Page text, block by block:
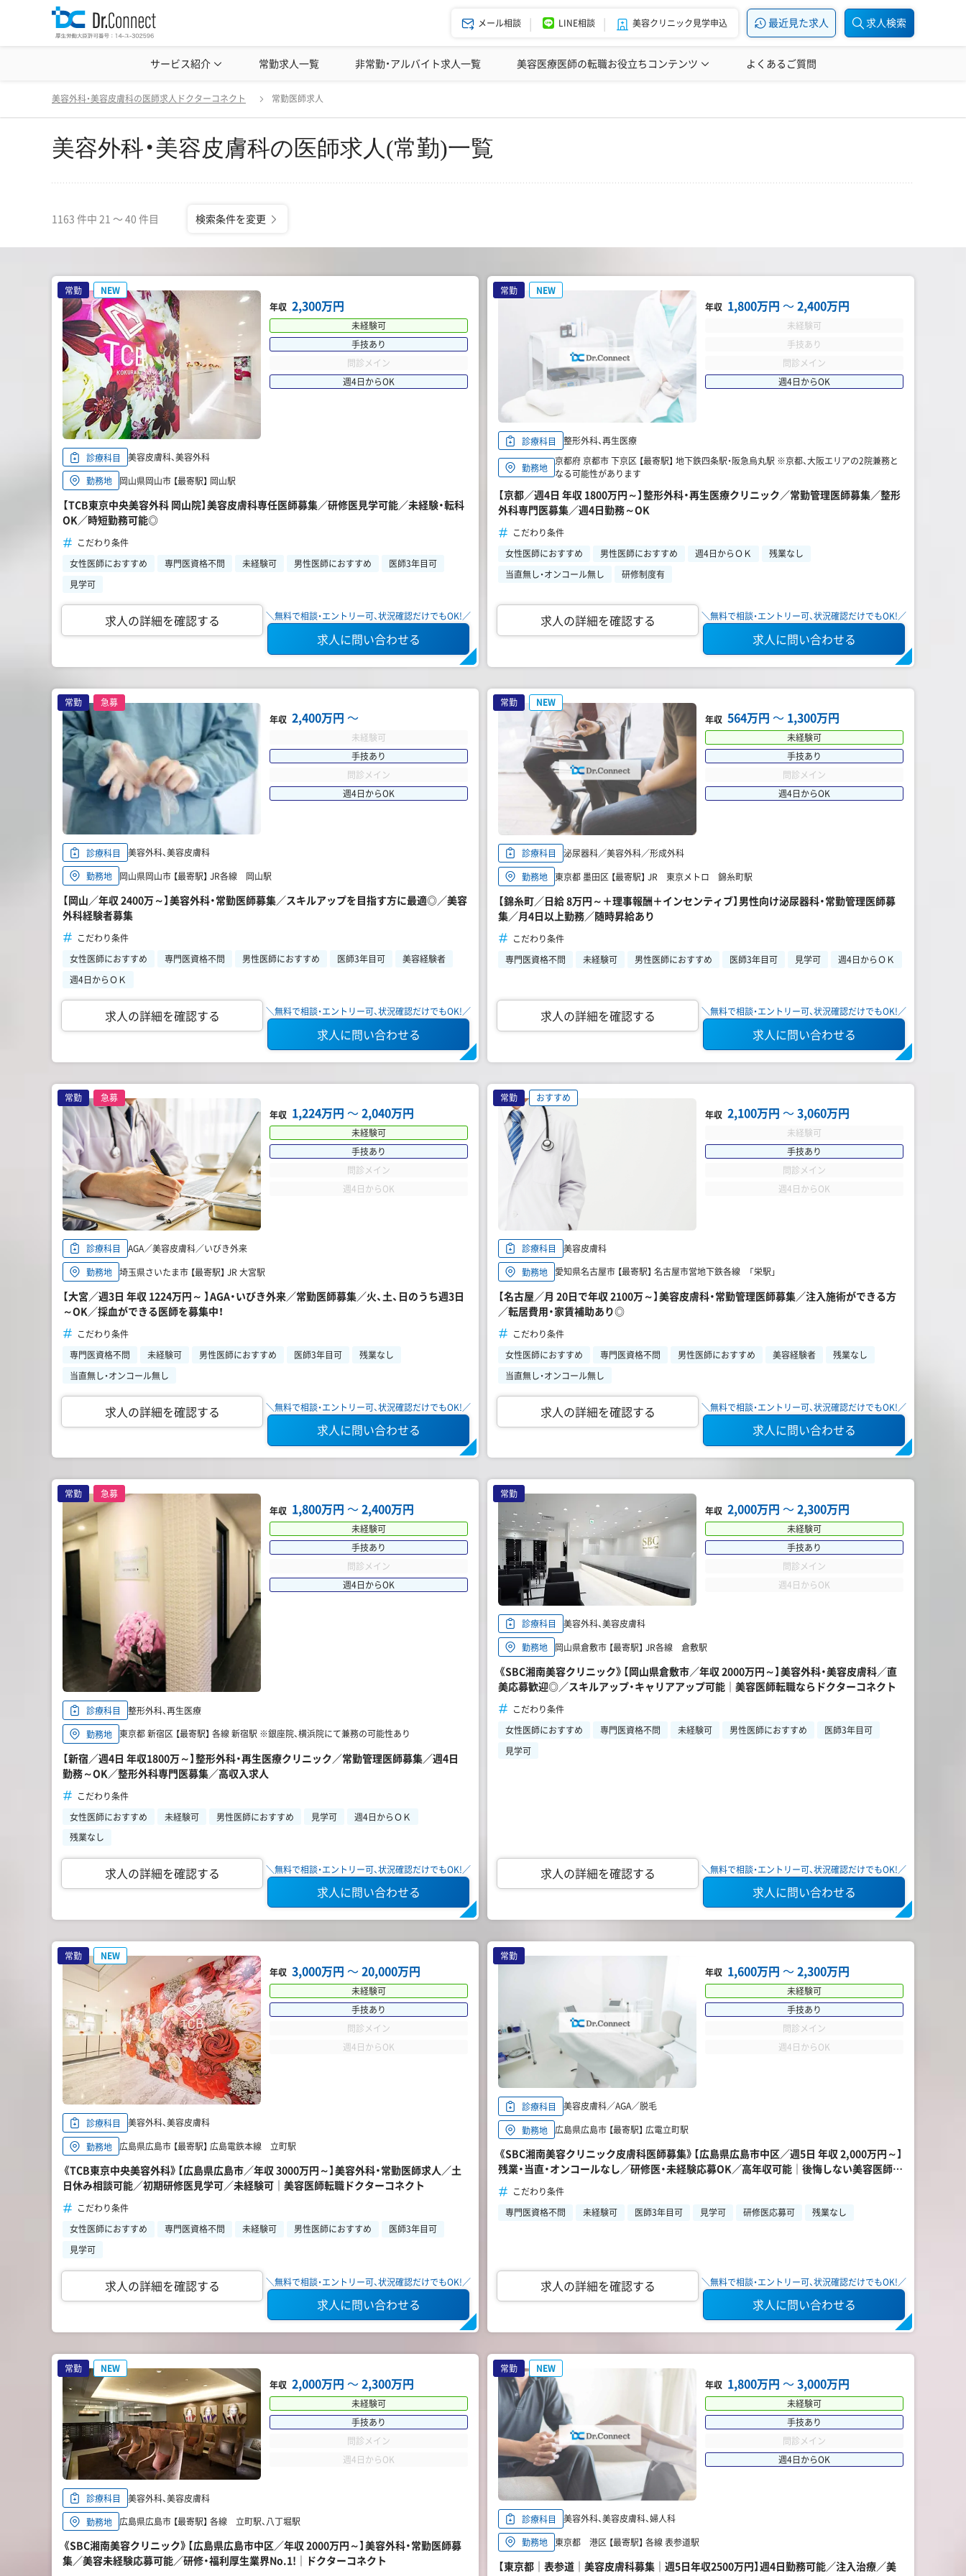
メール相談 LINE相談 美容クリニック見学申込 最近見た求人 求人検索
サービス紹介 ドクターコネクトの強み エージェント紹介
常勤求人一覧 非常勤・アルバイト求人一覧 美容医療医師の転職お役立ちコンテンツ
美容クリニック見学・研修情報 美容外科・美容皮膚科の医師転職体験談 美容クリニックインタビュー 美容医療の転職お役立ち記事 美容医療辞典
よくあるご質問
美容外科・美容皮膚科の医師求人ドクターコネクト 常勤医師求人
美容外科・美容皮膚科の医師求人(常勤)一覧
1163 件中 21 〜 40 件目 検索条件を変更
美容外科・美容皮膚科の医師求人(常勤)一覧 変更
常勤
NEW
年収 2,300万円
未経験可
手技あり
問診メイン
週4日からOK
診療科目
美容皮膚科、美容外科
勤務地
岡山県岡山市 【最寄駅】 岡山駅
【TCB東京中央美容外科 岡山院】美容皮膚科専任医師募集／研修医見学可能／未経験・転科
OK／時短勤務可能◎
こだわり条件
女性医師におすすめ
専門医資格不問 未経験可 男性医師におすすめ
医師3年目可
見学可
求人の詳細を確認する ＼無料で相談・エントリー可、状況確認だけでもOK!／
求人に問い合わせる
常勤
NEW
年収 1,800万円 〜2,400万円
未経験可
手技あり
問診メイン
週4日からOK
診療科目 整形外科、再生医療
勤務地
京都府 京都市 下京区 【最寄駅】 地下鉄四条駅・阪急烏丸駅 ※京都、大阪エリアの2院兼務と
なる可能性があります
【京都／週4日 年収 1800万円～】整形外科・再生医療クリニック／常勤管理医師募集／整形
外科専門医募集／週4日勤務～OK
こだわり条件
女性医師におすすめ
男性医師におすすめ 週4日からＯＫ
残業なし
当直無し・オンコール無し
研修制度有
求人の詳細を確認する ＼無料で相談・エントリー可、状況確認だけでもOK!／
求人に問い合わせる
常勤
急募
年収 2,400万円 〜
未経験可
手技あり
問診メイン
週4日からOK
診療科目
美容外科、美容皮膚科
勤務地
岡山県岡山市 【最寄駅】 JR各線 岡山駅
【岡山／年収 2400万～】美容外科・常勤医師募集／スキルアップを目指す方に最適◎／美容
外科経験者募集
こだわり条件
女性医師におすすめ
専門医資格不問 男性医師におすすめ 医師3年目可
美容経験者
週4日からＯＫ
求人の詳細を確認する ＼無料で相談・エントリー可、状況確認だけでもOK!／
求人に問い合わせる
常勤
NEW
年収 564万円 〜 1,300万円
未経験可
手技あり
問診メイン
週4日からOK
診療科目
泌尿器科／美容外科／形成外科
勤務地 東京都 墨田区 【最寄駅】 JR 東京メトロ 錦糸町駅
【錦糸町／日給 8万円～＋理事報酬＋インセンティブ】男性向け泌尿器科・常勤管理医師募
集／月4日以上勤務／随時昇給あり
こだわり条件
専門医資格不問
未経験可 男性医師におすすめ 医師3年目可 見学可 週4日からＯＫ
求人の詳細を確認する ＼無料で相談・エントリー可、状況確認だけでもOK!／
求人に問い合わせる
常勤
急募
年収 1,224万円 〜2,040万円
未経験可
手技あり
問診メイン
週4日からOK
診療科目
AGA／美容皮膚科／いびき外来
勤務地 埼玉県さいたま市 【最寄駅】 JR 大宮駅
【大宮／週3日 年収 1224万円～ 】AGA・いびき外来／常勤医師募集／火、土、日のうち週3日
～OK／採血ができる医師を募集中！
こだわり条件
専門医資格不問
未経験可 男性医師におすすめ 医師3年目可
残業なし
当直無し・オンコール無し
求人の詳細を確認する ＼無料で相談・エントリー可、状況確認だけでもOK!／
求人に問い合わせる
常勤
おすすめ
年収 2,100万円 〜3,060万円
未経験可
手技あり
問診メイン
週4日からOK
診療科目
美容皮膚科
勤務地
愛知県名古屋市 【最寄駅】 名古屋市営地下鉄各線 「栄駅」
【名古屋／月 20日で年収 2100万～】美容皮膚科・常勤管理医師募集／注入施術ができる方
／転居費用・家賃補助あり◎
こだわり条件
女性医師におすすめ
専門医資格不問 男性医師におすすめ 美容経験者
残業なし
当直無し・オンコール無し
求人の詳細を確認する ＼無料で相談・エントリー可、状況確認だけでもOK!／
求人に問い合わせる
常勤
急募
年収 1,800万円 〜2,400万円
未経験可
手技あり
問診メイン
週4日からOK
診療科目
整形外科、再生医療
勤務地 東京都 新宿区 【最寄駅】 各線 新宿駅 ※銀座院、横浜院にて兼務の可能性あり
【新宿／週4日 年収1800万～】整形外科・再生医療クリニック／常勤管理医師募集／週4日
勤務～OK／整形外科専門医募集／高収入求人
こだわり条件
女性医師におすすめ
未経験可 男性医師におすすめ 見学可
週4日からＯＫ
残業なし
求人の詳細を確認する ＼無料で相談・エントリー可、状況確認だけでもOK!／
求人に問い合わせる
常勤
年収 2,000万円 〜2,300万円
未経験可
手技あり
問診メイン
週4日からOK
診療科目
美容外科、美容皮膚科
勤務地
岡山県倉敷市 【最寄駅】 JR各線 倉敷駅
《SBC湘南美容クリニック》【岡山県倉敷市／年収 2000万円～】美容外科・美容皮膚科／直
美応募歓迎◎／スキルアップ・キャリアアップ可能｜美容医師転職ならドクターコネクト
こだわり条件
女性医師におすすめ
専門医資格不問 未経験可 男性医師におすすめ
医師3年目可
見学可
求人の詳細を確認する ＼無料で相談・エントリー可、状況確認だけでもOK!／
求人に問い合わせる
常勤
NEW
年収 3,000万円 〜20,000万円
未経験可
手技あり
問診メイン
週4日からOK
診療科目
美容外科、美容皮膚科
勤務地 広島県広島市 【最寄駅】 広島電鉄本線 立町駅
《TCB東京中央美容外科》【広島県広島市／年収 3000万円～】美容外科・常勤医師求人／土
日休み相談可能／初期研修医見学可／未経験可｜美容医師転職ドクターコネクト
こだわり条件
女性医師におすすめ
専門医資格不問 未経験可 男性医師におすすめ
医師3年目可
見学可
求人の詳細を確認する ＼無料で相談・エントリー可、状況確認だけでもOK!／
求人に問い合わせる
常勤
年収 1,600万円 〜2,300万円
未経験可
手技あり
問診メイン
週4日からOK
診療科目
美容皮膚科／AGA／脱毛
勤務地 広島県広島市 【最寄駅】 広電立町駅
《SBC湘南美容クリニック皮膚科医師募集》【広島県広島市中区／週5日 年収 2,000万円～】
残業・当直・オンコールなし／研修医・未経験応募OK／高年収可能｜後悔しない美容医師転
職ならドクターコネクト
こだわり条件
専門医資格不問
未経験可 医師3年目可 見学可 研修医応募可 残業なし
求人の詳細を確認する ＼無料で相談・エントリー可、状況確認だけでもOK!／
求人に問い合わせる
常勤
NEW
年収 2,000万円 〜2,300万円
未経験可
手技あり
問診メイン
週4日からOK
診療科目
美容外科、美容皮膚科
勤務地 広島県広島市 【最寄駅】 各線 立町駅、八丁堀駅
《SBC湘南美容クリニック》【広島県広島市中区／年収 2000万円～】美容外科・常勤医師募
集／美容未経験応募可能／研修・福利厚生業界No.1!｜ドクターコネクト
常勤
NEW
年収 1,800万円 〜3,000万円
未経験可
手技あり
問診メイン
週4日からOK
診療科目
美容外科、美容皮膚科、婦人科
勤務地 東京都 港区 【最寄駅】 各線 表参道駅
【東京都｜表参道｜美容皮膚科募集｜週5日年収2500万円】週4日勤務可能／注入治療／美